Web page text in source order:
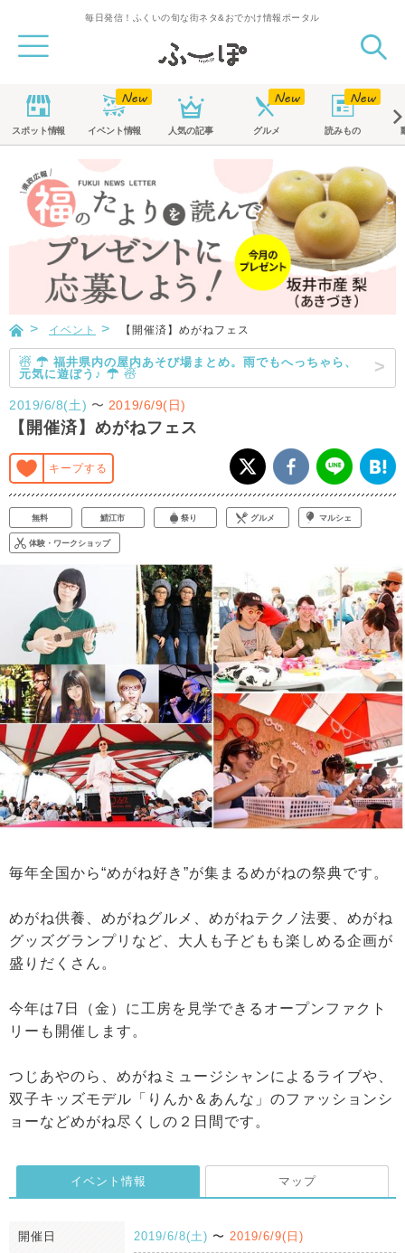
毎日発信！ふくいの旬な街ネタ&おでかけ情報ポータル
スポット情報 イベント情報 人気の記事 グルメ 読みもの
イベント 【開催済】めがねフェス
☃ ☂ 福井県内の屋内あそび場まとめ。雨でもへっちゃら、
元気に遊ぼう♪ ☂ ☃
2019/6/8(土) 〜 2019/6/9(日)
【開催済】めがねフェス
キープする
無料 鯖江市 祭り グルメ マルシェ
体験・ワークショップ
毎年全国から“めがね好き”が集まるめがねの祭典です。
めがね供養、めがねグルメ、めがねテクノ法要、めがね
グッズグランプリなど、大人も子どもも楽しめる企画が
盛りだくさん。
今年は7日（金）に工房を見学できるオープンファクト
リーも開催します。
つじあやのら、めがねミュージシャンによるライブや、
双子キッズモデル「りんか＆あんな」のファッションシ
ョーなどめがね尽くしの２日間です。
イベント情報 マップ
開催日 2019/6/8(土) 〜 2019/6/9(日)